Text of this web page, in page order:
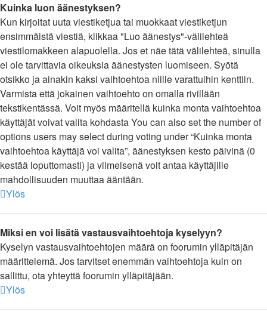
Kuinka luon äänestyksen?
Kun kirjoitat uuta viestiketjua tai muokkaat viestiketjun
ensimmäistä viestiä, klikkaa "Luo äänestys"-välilehteä
viestilomakkeen alapuolella. Jos et näe tätä välilehteä, sinulla
ei ole tarvittavia oikeuksia äänestysten luomiseen. Syötä
otsikko ja ainakin kaksi vaihtoehtoa niille varattuihin kenttiin.
Varmista että jokainen vaihtoehto on omalla rivillään
tekstikentässä. Voit myös määritellä kuinka monta vaihtoehtoa
käyttäjät voivat valita kohdasta You can also set the number of
options users may select during voting under “Kuinka monta
vaihtoehtoa käyttäjä voi valita”, äänestyksen kesto päivinä (0
kestää loputtomasti) ja viimeisenä voit antaa käyttäjille
mahdollisuuden muuttaa ääntään.
Ylös
Miksi en voi lisätä vastausvaihtoehtoja kyselyyn?
Kyselyn vastausvaihtoehtojen määrä on foorumin ylläpitäjän
määrittelemä. Jos tarvitset enemmän vaihtoehtoja kuin on
sallittu, ota yhteyttä foorumin ylläpitäjään.
Ylös